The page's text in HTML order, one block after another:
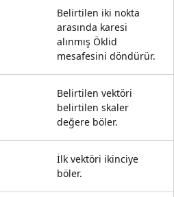
Belirtilen iki nokta
arasında karesi
alınmış Öklid
mesafesini döndürür.
Belirtilen vektöri
belirtilen skaler
değere böler.
İlk vektöri ikinciye
böler.